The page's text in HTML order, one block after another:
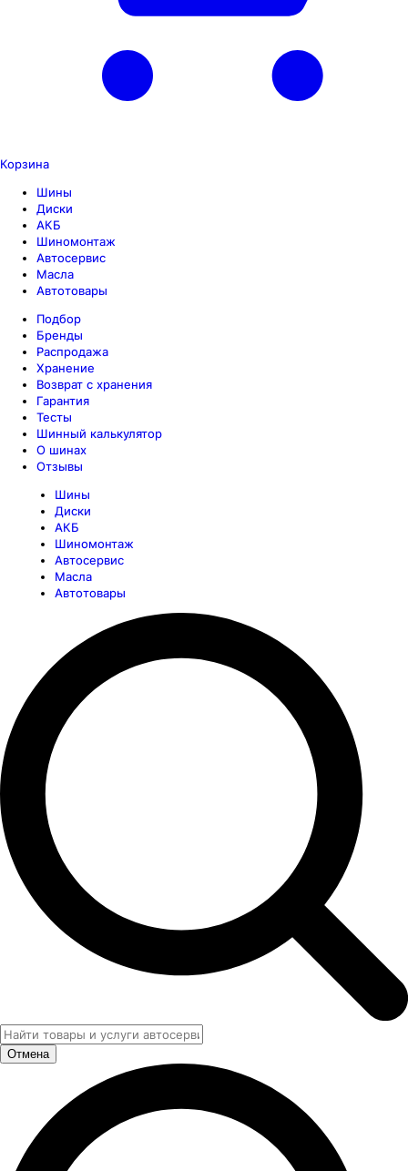
Корзина
Шины
Диски
АКБ
Шиномонтаж
Автосервис
Масла
Автотовары
Подбор
Бренды
Распродажа
Хранение
Возврат с хранения
Гарантия
Тесты
Шинный калькулятор
О шинах
Отзывы
Шины
Диски
АКБ
Шиномонтаж
Автосервис
Масла
Автотовары
Отмена